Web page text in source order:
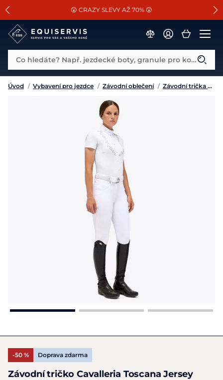
SLEVA 13% na vše od Cassini!
😮 CRAZY SLEVY AŽ 70% 😮
📐Pasování a doplňky k vybraným sedlům ZDARMA 🐴
Co hledáte? Např. jezdecké boty, granule pro koně...
Úvod / Vybavení pro jezdce / Závodní oblečení / Závodní trička a košile
-50 % Doprava zdarma
Závodní tričko Cavalleria Toscana Jersey